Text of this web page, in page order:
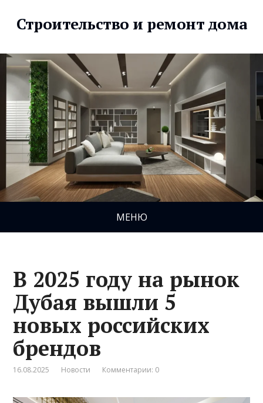
Строительство и ремонт дома
МЕНЮ
В 2025 году на рынок
Дубая вышли 5
новых российских
брендов
16.08.2025 Новости Комментарии: 0